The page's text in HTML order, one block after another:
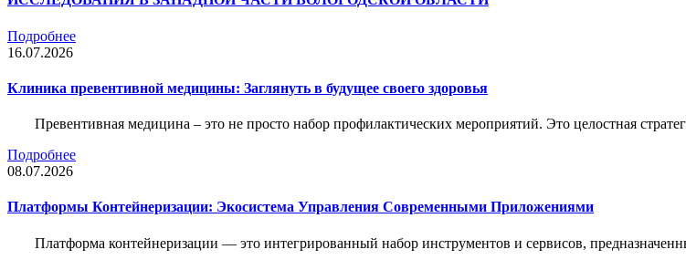
Подробнее
16.07.2026
Клиника превентивной медицины: Заглянуть в будущее своего здоровья
Превентивная медицина – это не просто набор профилактических мероприятий. Это целостная
Подробнее
08.07.2026
Платформы Контейнеризации: Экосистема Управления Современными Приложениями
Платформа контейнеризации — это интегрированный набор инструментов и сервисов,